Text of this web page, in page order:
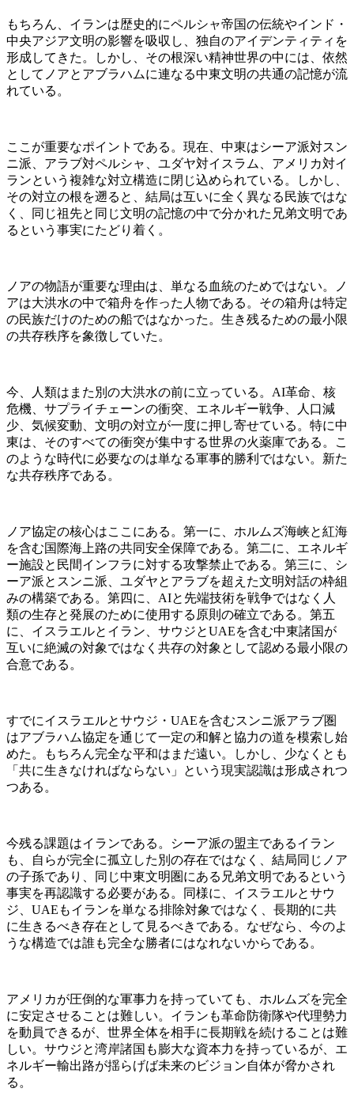
もちろん、イランは歴史的にペルシャ帝国の伝統やインド・
中央アジア文明の影響を吸収し、独自のアイデンティティを
形成してきた。しかし、その根深い精神世界の中には、依然
としてノアとアブラハムに連なる中東文明の共通の記憶が流
れている。
ここが重要なポイントである。現在、中東はシーア派対スン
ニ派、アラブ対ペルシャ、ユダヤ対イスラム、アメリカ対イ
ランという複雑な対立構造に閉じ込められている。しかし、
その対立の根を遡ると、結局は互いに全く異なる民族ではな
く、同じ祖先と同じ文明の記憶の中で分かれた兄弟文明であ
るという事実にたどり着く。
ノアの物語が重要な理由は、単なる血統のためではない。ノ
アは大洪水の中で箱舟を作った人物である。その箱舟は特定
の民族だけのための船ではなかった。生き残るための最小限
の共存秩序を象徴していた。
今、人類はまた別の大洪水の前に立っている。AI革命、核
危機、サプライチェーンの衝突、エネルギー戦争、人口減
少、気候変動、文明の対立が一度に押し寄せている。特に中
東は、そのすべての衝突が集中する世界の火薬庫である。こ
のような時代に必要なのは単なる軍事的勝利ではない。新た
な共存秩序である。
ノア協定の核心はここにある。第一に、ホルムズ海峡と紅海
を含む国際海上路の共同安全保障である。第二に、エネルギ
ー施設と民間インフラに対する攻撃禁止である。第三に、シ
ーア派とスンニ派、ユダヤとアラブを超えた文明対話の枠組
みの構築である。第四に、AIと先端技術を戦争ではなく人
類の生存と発展のために使用する原則の確立である。第五
に、イスラエルとイラン、サウジとUAEを含む中東諸国が
互いに絶滅の対象ではなく共存の対象として認める最小限の
合意である。
すでにイスラエルとサウジ・UAEを含むスンニ派アラブ圏
はアブラハム協定を通じて一定の和解と協力の道を模索し始
めた。もちろん完全な平和はまだ遠い。しかし、少なくとも
「共に生きなければならない」という現実認識は形成されつ
つある。
今残る課題はイランである。シーア派の盟主であるイラン
も、自らが完全に孤立した別の存在ではなく、結局同じノア
の子孫であり、同じ中東文明圏にある兄弟文明であるという
事実を再認識する必要がある。同様に、イスラエルとサウ
ジ、UAEもイランを単なる排除対象ではなく、長期的に共
に生きるべき存在として見るべきである。なぜなら、今のよ
うな構造では誰も完全な勝者にはなれないからである。
アメリカが圧倒的な軍事力を持っていても、ホルムズを完全
に安定させることは難しい。イランも革命防衛隊や代理勢力
を動員できるが、世界全体を相手に長期戦を続けることは難
しい。サウジと湾岸諸国も膨大な資本力を持っているが、エ
ネルギー輸出路が揺らげば未来のビジョン自体が脅かされ
る。